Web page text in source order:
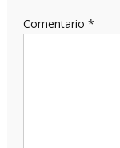
Comentario *